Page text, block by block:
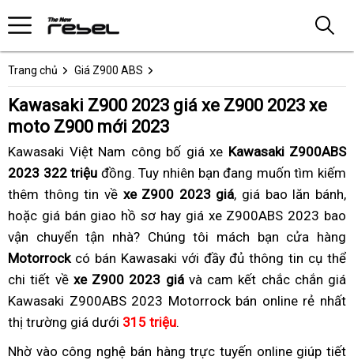
Trang chủ Giá Z900 ABS
Kawasaki Z900 2023 giá xe Z900 2023 xe
moto Z900 mới 2023
Kawasaki Việt Nam công bố giá xe Kawasaki Z900ABS
2023 322 triệu đồng. tiết
kiệm
Tuy nhiên bạn đang muốn tìm kiếm
thêm thông tin về xe Z900 2023 giá, giá
bán
buôn
giá bao lăn bánh,
hoặc giá bán giao hồ sơ hayZ900
2023
có
nên
mua
giá xe Z900ABS 2023 bao
vận chuyển tận nhà? giá
đại
lý
xe
moto
Z900
2023
giá
rẻ
Chúng tôi xe
moto
Z900
2023
mách bạn cửa hàng
Motorrock có bán Kawasaki với đầy đủ thông tin cụ thể
chi tiết về xe Z900 2023 giá và cam kết chắc chắn giá
Kawasaki Z900ABS 2023 Motorrock bán online rẻ nhất
thị trường giá dưới 315 triệunhược
điểm
.
Nhờ vào tiết
công nghệ bán hàng trực tuyến mua
onlineso
giúp tiết